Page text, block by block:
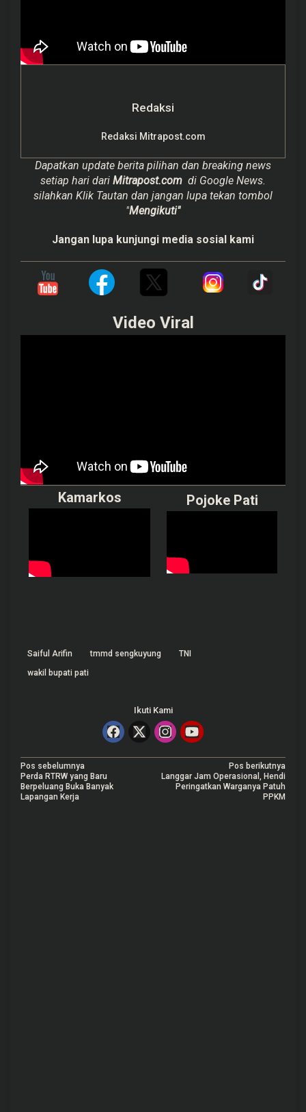
Redaksi
Redaksi Mitrapost.com
Dapatkan update berita pilihan dan breaking news
setiap hari dari Mitrapost.com di Google News.
silahkan Klik Tautan dan jangan lupa tekan tombol
"Mengikuti"
Jangan lupa kunjungi media sosial kami
Video Viral
Kamarkos Pojoke Pati
Saiful Arifin tmmd sengkuyung
TNI
wakil bupati pati
Ikuti Kami
N
a
Pos sebelumnya
Perda RTRW yang Baru
Berpeluang Buka Banyak
Lapangan Kerja
Pos berikutnya
Langgar Jam Operasional, Hendi
Peringatkan Warganya Patuh
PPKM